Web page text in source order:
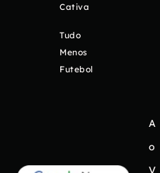
Cativa
Tudo
Menos
Futebol
A
o
V